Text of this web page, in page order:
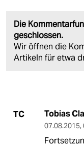
Die
geschlossen.
Wir öffnen die
Artikeln für etwa
TC Tobias
07.08.2015,